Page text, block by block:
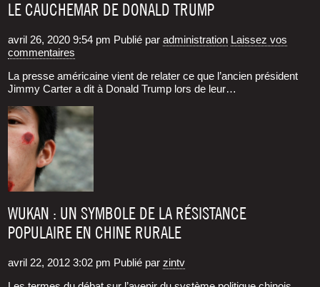
LE CAUCHEMAR DE DONALD TRUMP
avril 26, 2020 9:54 pm Publié paradministration Laissez vos
commentaires
La presse amé­ri­caine vient de rela­ter ce que l’ancien pré­sident
Jim­my Car­ter a dit à Donald Trump lors de leur…
WUKAN : UN SYMBOLE DE LA RÉSISTANCE
POPULAIRE EN CHINE RURALE
avril 22, 2012 3:02 pm Publié parzintv